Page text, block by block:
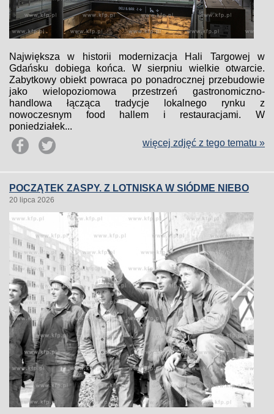
Największa w historii modernizacja Hali Targowej w
Gdańsku dobiega końca. W sierpniu wielkie otwarcie.
Zabytkowy obiekt powraca po ponadrocznej przebudowie
jako wielopoziomowa przestrzeń gastronomiczno-
handlowa łącząca tradycje lokalnego rynku z
nowoczesnym food hallem i restauracjami. W
poniedziałek...
więcej zdjęć z tego tematu »
POCZĄTEK ZASPY. Z LOTNISKA W SIÓDME NIEBO
20 lipca 2026